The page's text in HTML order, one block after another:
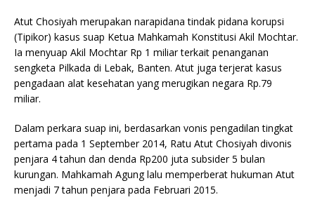
Atut Chosiyah merupakan narapidana tindak pidana korupsi
(Tipikor) kasus suap Ketua Mahkamah Konstitusi Akil Mochtar.
Ia menyuap Akil Mochtar Rp 1 miliar terkait penanganan
sengketa Pilkada di Lebak, Banten. Atut juga terjerat kasus
pengadaan alat kesehatan yang merugikan negara Rp.79
miliar.
Dalam perkara suap ini, berdasarkan vonis pengadilan tingkat
pertama pada 1 September 2014, Ratu Atut Chosiyah divonis
penjara 4 tahun dan denda Rp200 juta subsider 5 bulan
kurungan. Mahkamah Agung lalu memperberat hukuman Atut
menjadi 7 tahun penjara pada Februari 2015.